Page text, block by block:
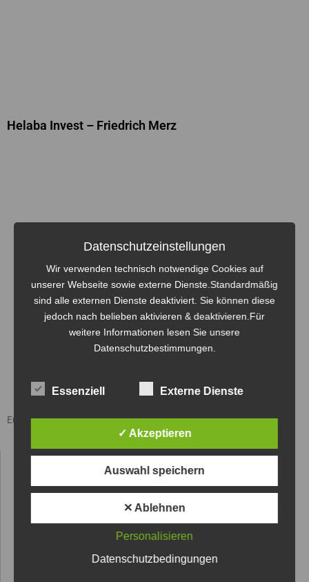
Helaba Invest – Friedrich Merz
Europa im Kontext der Globalisierung und des Populismus
wenig Orientierung im Stiftungswesen zu schaffen und
Internet, als Smart TV App und via Amazon FireTV zum Abruf
Datenschutzeinstellungen
Wir verwenden technisch notwendige Cookies auf
unserer Webseite sowie externe Dienste.Standardmäßig
sind alle externen Dienste deaktiviert. Sie können diese
jedoch nach belieben aktivieren & deaktivieren.Für
weitere Informationen lesen Sie unsere
Datenschutzbestimmungen.
Essenziell Externe Dienste
✓ Akzeptieren
Auswahl speichern
✕ Ablehnen
Personalisieren
Datenschutzbedingungen